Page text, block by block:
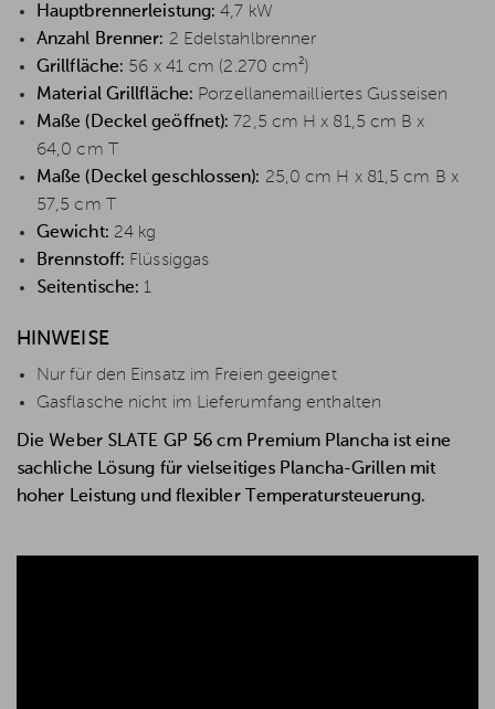
Hauptbrennerleistung: 4,7 kW
Anzahl Brenner: 2 Edelstahlbrenner
Grillfläche: 56 x 41 cm (2.270 cm²)
Material Grillfläche: Porzellanemailliertes Gusseisen
Maße (Deckel geöffnet): 72,5 cm H x 81,5 cm B x
64,0 cm T
Maße (Deckel geschlossen): 25,0 cm H x 81,5 cm B x
57,5 cm T
Gewicht: 24 kg
Brennstoff: Flüssiggas
Seitentische: 1
HINWEISE
Nur für den Einsatz im Freien geeignet
Gasflasche nicht im Lieferumfang enthalten
Die Weber SLATE GP 56 cm Premium Plancha ist eine
sachliche Lösung für vielseitiges Plancha-Grillen mit
hoher Leistung und flexibler Temperatursteuerung.